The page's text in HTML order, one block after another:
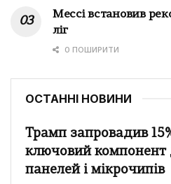
Мессі встановив
ліг
0 ПОШИРИТИ
ОСТАННІ НОВИНИ
Трамп запровадив
ключовий компонент
панелей і мікрочипів